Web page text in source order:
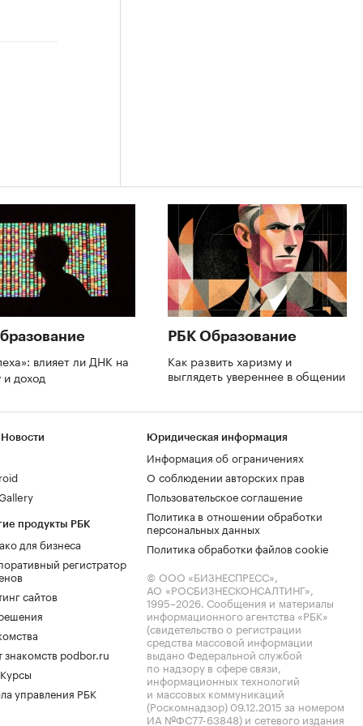
влияет ли ДНК на
доход
РБК Образование
Как развить харизму и
выглядеть увереннее в общении
продукты РБК
для бизнеса
регистратор
сайтов
знакомств podbor.ru
управления РБК
Юридическая информация
Информация об ограничениях
О соблюдении авторских прав
Пользовательское соглашение
Политика в отношении обработки
персональных данных
Политика обработки файлов cookie
© ООО «БИЗНЕСПРЕСС»,
АО «РОСБИЗНЕСКОНСАЛТИНГ»,
1995–2026. Сообщения и материалы
информационного агентства «РБК»
(свидетельство о регистрации
средства массовой информации
выдано Федеральной службой
по надзору в сфере связи,
информационных технологий
и массовых коммуникаций
(Роскомнадзор) 09.12.2015 за номером
ИА №ФС77-63848) и сетевого издания